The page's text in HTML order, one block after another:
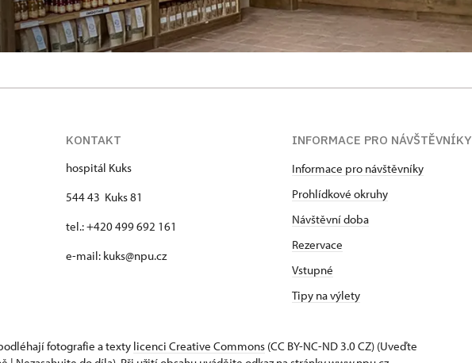
KONTAKT
hospitál Kuks
544 43 Kuks 81
tel.: +420 499 692 161
e-mail: kuks@npu.cz
INFORMACE PRO NÁVŠTĚVNÍKY
Informace pro návštěvníky
Prohlídkové okruhy
Návštěvní doba
Rezervace
Vstupné
Tipy na výlety
fotografie a texty licenci Creative Commons (CC BY-NC-ND 3.0 CZ) (Uveďte